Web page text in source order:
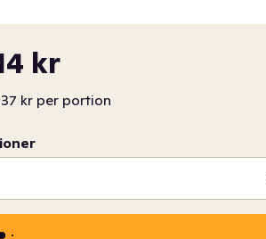
kr
kr per portion